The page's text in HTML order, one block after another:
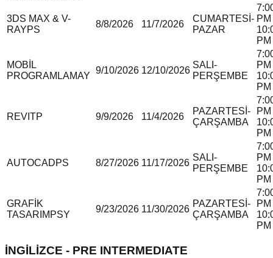
3DS MAX & V-
RAYPS
8/8/2026 11/7/2026
CUMARTESİ-
PAZAR
PM
PM
MOBİL
PROGRAMLAMAY
9/10/2026 12/10/2026
SALI-
PERŞEMBE
PM
PM
REVITP 9/9/2026 11/4/2026
PAZARTESİ-
ÇARŞAMBA
PM
PM
AUTOCADPS 8/27/2026 11/17/2026
SALI-
PERŞEMBE
PM
PM
GRAFİK
TASARIM PSY
9/23/2026 11/30/2026
PAZARTESİ-
ÇARŞAMBA
PM
PM
İNGİLİZCE - PRE INTERMEDIATE